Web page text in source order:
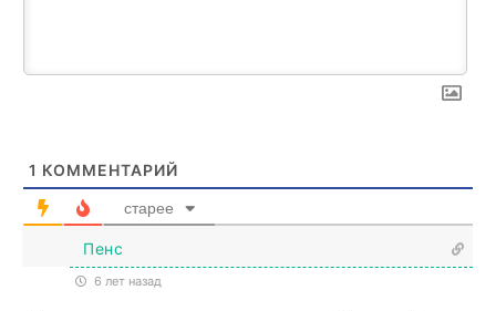
1 КОММЕНТАРИЙ
старее
Пенс
6 лет назад